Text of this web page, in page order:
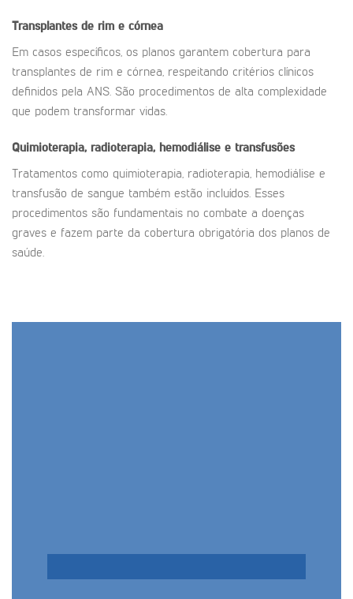
Transplantes de rim e córnea
Em casos específicos, os planos garantem cobertura para
transplantes de rim e córnea, respeitando critérios clínicos
definidos pela ANS. São procedimentos de alta complexidade
que podem transformar vidas.
Quimioterapia, radioterapia, hemodiálise e transfusões
Tratamentos como quimioterapia, radioterapia, hemodiálise e
transfusão de sangue também estão incluídos. Esses
procedimentos são fundamentais no combate a doenças
graves e fazem parte da cobertura obrigatória dos planos de
saúde.